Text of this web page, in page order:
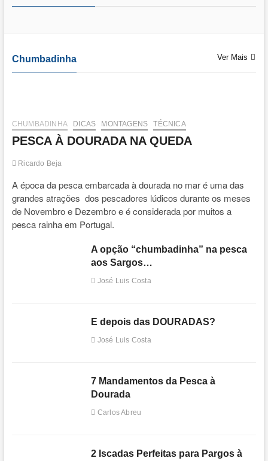
Chumbadinha Ver Mais
CHUMBADINHA DICAS MONTAGENS TÉCNICA
PESCA À DOURADA NA QUEDA
Ricardo Beja
A época da pesca embarcada à dourada no mar é uma das
grandes atrações dos pescadores lúdicos durante os meses
de Novembro e Dezembro e é considerada por muitos a
pesca rainha em Portugal.
A opção “chumbadinha” na pesca
aos Sargos…
José Luis Costa
E depois das DOURADAS?
José Luis Costa
7 Mandamentos da Pesca à
Dourada
Carlos Abreu
2 Iscadas Perfeitas para Pargos à